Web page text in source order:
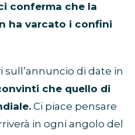
conferma che la
ha varcato i confini
di date in
che quello di
Ci piace pensare
in ogni angolo del